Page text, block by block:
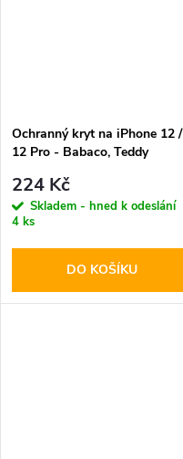
Ochranný kryt na iPhone 12 /
12 Pro - Babaco, Teddy
224 Kč
Skladem - hned k odeslání
4 ks
DO KOŠÍKU